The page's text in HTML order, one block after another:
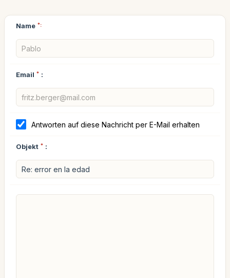
Name *:
Email * :
Antworten auf diese Nachricht per E-Mail erhalten
Objekt * :